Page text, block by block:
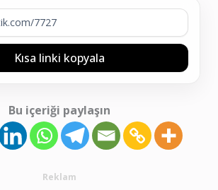
Kısa linki kopyala
Bu içeriği paylaşın
Reklam